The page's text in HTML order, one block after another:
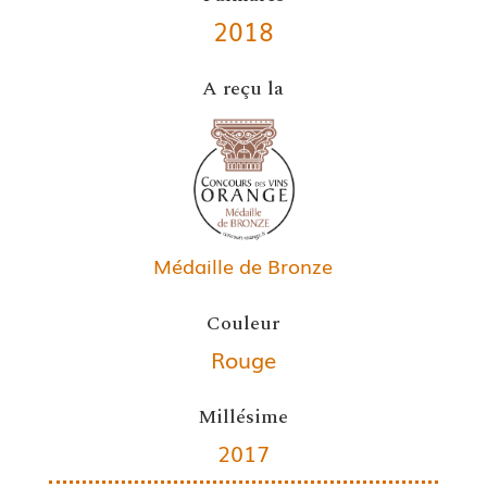
2018
A reçu la
Médaille de Bronze
Couleur
Rouge
Millésime
2017